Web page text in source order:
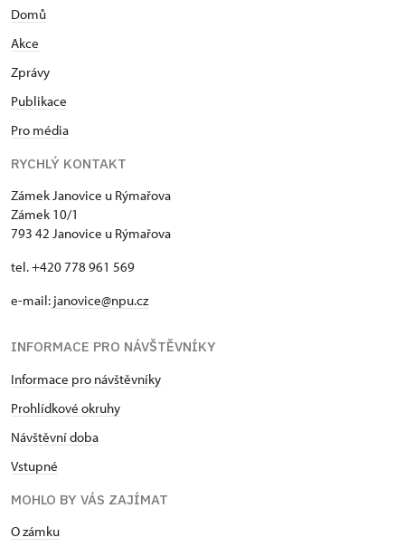
Domů
Akce
Zprávy
Publikace
Pro média
RYCHLÝ KONTAKT
Zámek Janovice u Rýmařova
Zámek 10/1
793 42 Janovice u Rýmařova
tel. +420 778 961 569
e-mail: janovice@npu.cz
INFORMACE PRO NÁVŠTĚVNÍKY
Informace pro návštěvníky
Prohlídkové okruhy
Návštěvní doba
Vstupné
MOHLO BY VÁS ZAJÍMAT
O zámku